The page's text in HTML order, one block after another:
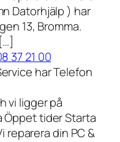
Datorhjälp ) har
13, Bromma.
37 21 00
har Telefon
vi ligger på
Öppet tider Starta
reparera din PC &